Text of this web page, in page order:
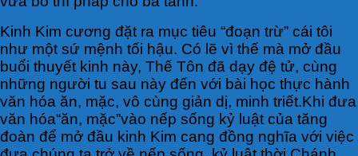
Kinh Kim cương đặt ra mục tiêu “đoạn trừ” cái tôi
như một sứ mệnh tối hậu. Có lẽ vì thế mà mở đầu
buổi thuyết kinh này, Thế Tôn đã dạy đệ tử, cùng
những người tu sau này đến với bài học thực hành
văn hóa ăn, mặc, vô cùng giản dị, minh triết.Khi đưa
văn hóa“ăn, mặc”vào nếp sống kỷ luật của tăng
đoàn để mở đầu kinh Kim cang đồng nghĩa với việc